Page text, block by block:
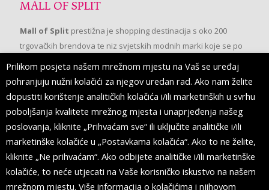
MALL OF SPLIT
Mall of Split prestižna je shopping destinacija s oko 200
trgovačkih brendova te niz svjetskih modnih marki koje se po
prvi put pojavljuju u Splitu.
PRATITE NAS
Prilikom posjeta našem mrežnom mjestu na Vaš se uređaj
pohranjuju nužni kolačići za njegov uredan rad. Ako nam želite
dopustiti korištenje analitičkih kolačića i/ili marketinških u svrhu
poboljšanja kvalitete mrežnog mjesta i unaprjeđenja našeg
poslovanja, kliknite „Prihvaćam sve“ ili uključite analitičke i/ili
marketinške kolačiće u „Postavkama kolačića“. Ako to ne želite,
kliknite „Ne prihvaćam“. Ako odbijete analitičke i/ili marketinške
kolačiće, to neće utjecati na Vaše korisničko iskustvo na našem
mrežnom mjestu. Više informacija o kolačićima i njihovom